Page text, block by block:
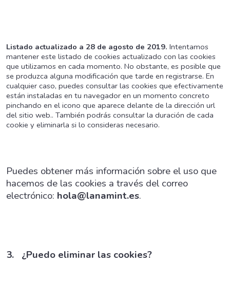
Listado actualizado a 28 de agosto de 2019. Intentamos
mantener este listado de cookies actualizado con las cookies
que utilizamos en cada momento. No obstante, es posible que
se produzca alguna modificación que tarde en registrarse. En
cualquier caso, puedes consultar las cookies que efectivamente
están instaladas en tu navegador en un momento concreto
pinchando en el icono que aparece delante de la dirección url
del sitio web.. También podrás consultar la duración de cada
cookie y eliminarla si lo consideras necesario.
Puedes obtener más información sobre el uso que
hacemos de las cookies a través del correo
electrónico: hola@lanamint.es.
3. ¿Puedo eliminar las cookies?